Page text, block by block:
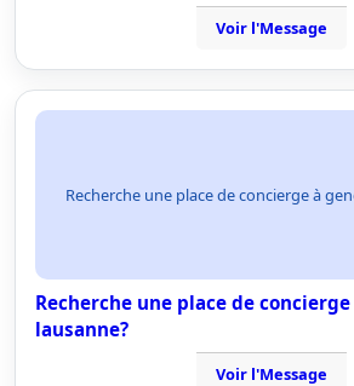
Voir l'Message
Recherche une place de concierge à
Recherche une place de
lausanne?
Voir l'Message